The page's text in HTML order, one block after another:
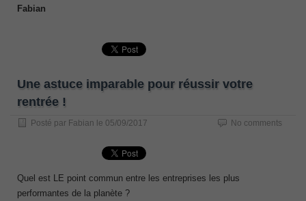
Fabian
Une astuce imparable pour réussir votre
rentrée !
Posté par Fabian le 05/09/2017 No comments
Quel est LE point commun entre les entreprises les plus
performantes de la planète ?